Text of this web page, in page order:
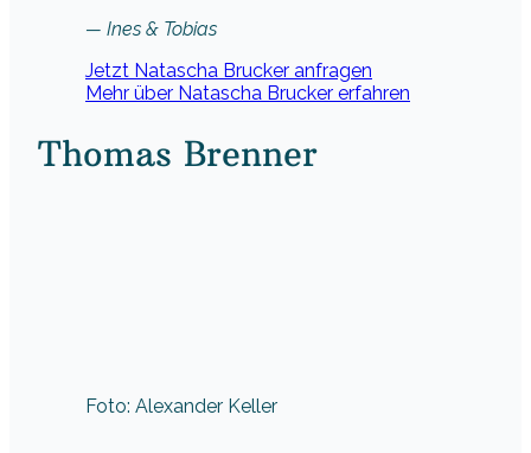
— Ines & Tobias
Jetzt Natascha Brucker anfragen
Mehr über Natascha Brucker erfahren
Thomas Brenner
Foto: Alexander Keller